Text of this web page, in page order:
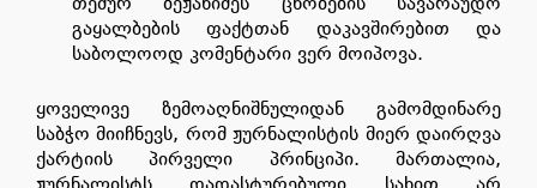
გაყალბების ფაქტთან დაკავშირებით და
საბოლოოდ კომენტარი ვერ მოიპოვა.
ყოველივე ზემოაღნიშნულიდან გამომდინარე
საბჭო მიიჩნევს, რომ ჟურნალისტის მიერ დაირღვა
ქარტიის პირველი პრინციპი. მართალია,